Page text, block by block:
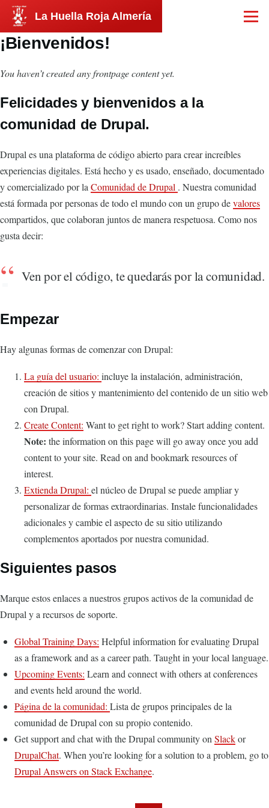
Pasar al contenido principal
La Huella Roja Almería Menú
¡Bienvenidos!
You haven’t created any frontpage content yet.
Felicidades y bienvenidos a la
comunidad de Drupal.
Drupal es una plataforma de código abierto para crear increíbles
experiencias digitales. Está hecho y es usado, enseñado, documentado
y comercializado por la Comunidad de Drupal . Nuestra comunidad
está formada por personas de todo el mundo con un grupo devalores
compartidos, que colaboran juntos de manera respetuosa. Como nos
gusta decir:
Ven por el código, te quedarás por la comunidad.
Empezar
Hay algunas formas de comenzar con Drupal:
La guía del usuario: incluye la instalación, administración,
creación de sitios y mantenimiento del contenido de un sitio web
con Drupal.
Create Content: Want to get right to work? Start adding content.
Note: the information on this page will go away once you add
content to your site. Read on and bookmark resources of
interest.
Extienda Drupal: el núcleo de Drupal se puede ampliar y
personalizar de formas extraordinarias. Instale funcionalidades
adicionales y cambie el aspecto de su sitio utilizando
complementos aportados por nuestra comunidad.
Siguientes pasos
Marque estos enlaces a nuestros grupos activos de la comunidad de
Drupal y a recursos de soporte.
Global Training Days: Helpful information for evaluating Drupal
as a framework and as a career path. Taught in your local language.
Upcoming Events: Learn and connect with others at conferences
and events held around the world.
Página de la comunidad: Lista de grupos principales de la
comunidad de Drupal con su propio contenido.
Get support and chat with the Drupal community on Slackor
DrupalChat. When you’re looking for a solution to a problem, go to
Drupal Answers on Stack Exchange.